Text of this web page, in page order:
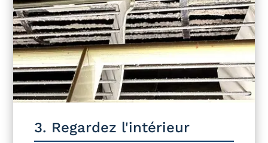
3. Regardez l'intérieur